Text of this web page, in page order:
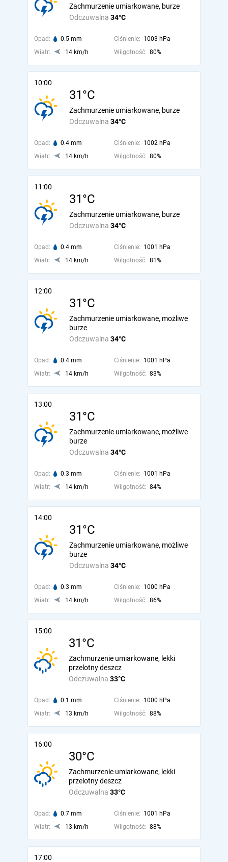
Odczuwalna 34°C
Zachmurzenie umiarkowane, burze
Opad: 0.5 mm Ciśnienie: 1003 hPa
Wiatr:
14 km/h Wilgotność: 80%
10:00
31°C
Odczuwalna 34°C
Zachmurzenie umiarkowane, burze
Opad: 0.4 mm Ciśnienie: 1002 hPa
Wiatr:
14 km/h Wilgotność: 80%
11:00
31°C
Odczuwalna 34°C
Zachmurzenie umiarkowane, burze
Opad: 0.4 mm Ciśnienie: 1001 hPa
Wiatr:
14 km/h Wilgotność: 81%
12:00
31°C
Odczuwalna 34°C
Zachmurzenie umiarkowane, możliwe
burze
Opad: 0.4 mm Ciśnienie: 1001 hPa
Wiatr:
14 km/h Wilgotność: 83%
13:00
31°C
Odczuwalna 34°C
Zachmurzenie umiarkowane, możliwe
burze
Opad: 0.3 mm Ciśnienie: 1001 hPa
Wiatr:
14 km/h Wilgotność: 84%
14:00
31°C
Odczuwalna 34°C
Zachmurzenie umiarkowane, możliwe
burze
Opad: 0.3 mm Ciśnienie: 1000 hPa
Wiatr:
14 km/h Wilgotność: 86%
15:00
31°C
Odczuwalna 33°C
Zachmurzenie umiarkowane, lekki
przelotny deszcz
Opad: 0.1 mm Ciśnienie: 1000 hPa
Wiatr:
13 km/h Wilgotność: 88%
16:00
30°C
Odczuwalna 33°C
Zachmurzenie umiarkowane, lekki
przelotny deszcz
Opad: 0.7 mm Ciśnienie: 1001 hPa
Wiatr:
13 km/h Wilgotność: 88%
17:00